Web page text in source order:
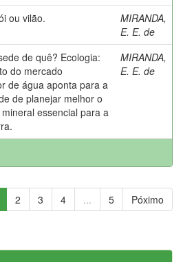
ou vilão.
MIRANDA,
E. E. de
de quê? Ecologia:
do mercado
de água aponta para a
de planejar melhor o
essencial para a
MIRANDA,
E. E. de
2 3 4 ... 5 Póximo